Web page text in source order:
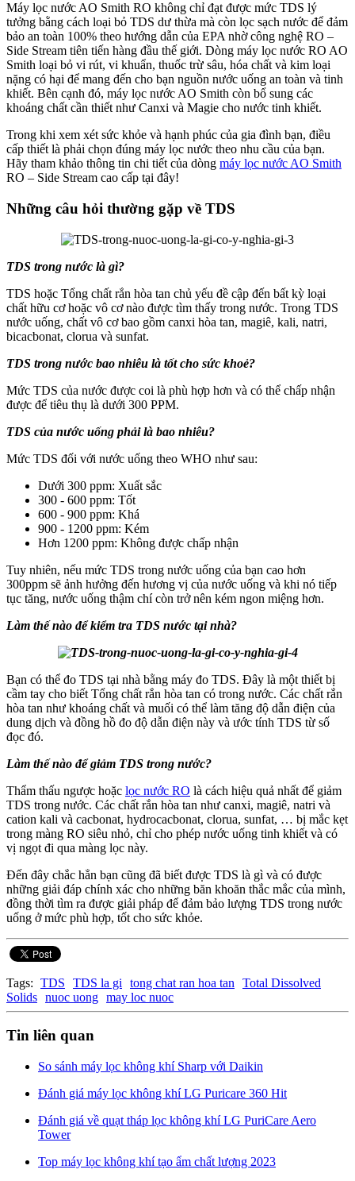
Máy lọc nước AO Smith RO không chỉ đạt được mức TDS lý
tưởng bằng cách loại bỏ TDS dư thừa mà còn lọc sạch nước để đảm
bảo an toàn 100% theo hướng dẫn của EPA nhờ công nghệ RO –
Side Stream tiên tiến hàng đầu thế giới. Dòng máy lọc nước RO AO
Smith loại bỏ vi rút, vi khuẩn, thuốc trừ sâu, hóa chất và kim loại
nặng có hại để mang đến cho bạn nguồn nước uống an toàn và tinh
khiết. Bên cạnh đó, máy lọc nước AO Smith còn bổ sung các
khoáng chất cần thiết như Canxi và Magie cho nước tinh khiết.
Trong khi xem xét sức khỏe và hạnh phúc của gia đình bạn, điều
cấp thiết là phải chọn đúng máy lọc nước theo nhu cầu của bạn.
Hãy tham khảo thông tin chi tiết của dòng máy lọc nước AO Smith
RO – Side Stream cao cấp tại đây!
Những câu hỏi thường gặp về TDS
TDS trong nước là gì?
TDS hoặc Tổng chất rắn hòa tan chủ yếu đề cập đến bất kỳ loại
chất hữu cơ hoặc vô cơ nào được tìm thấy trong nước. Trong TDS
nước uống, chất vô cơ bao gồm canxi hòa tan, magiê, kali, natri,
bicacbonat, clorua và sunfat.
TDS trong nước bao nhiêu là tốt cho sức khoẻ?
Mức TDS của nước được coi là phù hợp hơn và có thể chấp nhận
được để tiêu thụ là dưới 300 PPM.
TDS của nước uống phải là bao nhiêu?
Mức TDS đối với nước uống theo WHO như sau:
Dưới 300 ppm: Xuất sắc
300 - 600 ppm: Tốt
600 - 900 ppm: Khá
900 - 1200 ppm: Kém
Hơn 1200 ppm: Không được chấp nhận
Tuy nhiên, nếu mức TDS trong nước uống của bạn cao hơn
300ppm sẽ ảnh hưởng đến hương vị của nước uống và khi nó tiếp
tục tăng, nước uống thậm chí còn trở nên kém ngon miệng hơn.
Làm thế nào để kiểm tra TDS nước tại nhà?
Bạn có thể đo TDS tại nhà bằng máy đo TDS. Đây là một thiết bị
cầm tay cho biết Tổng chất rắn hòa tan có trong nước. Các chất rắn
hòa tan như khoáng chất và muối có thể làm tăng độ dẫn điện của
dung dịch và đồng hồ đo độ dẫn điện này và ước tính TDS từ số
đọc đó.
Làm thế nào để giảm TDS trong nước?
Thẩm thấu ngược hoặc lọc nước RO là cách hiệu quả nhất để giảm
TDS trong nước. Các chất rắn hòa tan như canxi, magiê, natri và
cation kali và cacbonat, hydrocacbonat, clorua, sunfat, … bị mắc kẹt
trong màng RO siêu nhỏ, chỉ cho phép nước uống tinh khiết và có
vị ngọt đi qua màng lọc này.
Đến đây chắc hẳn bạn cũng đã biết được TDS là gì và có được
những giải đáp chính xác cho những băn khoăn thắc mắc của mình,
đồng thời tìm ra được giải pháp để đảm bảo lượng TDS trong nước
uống ở mức phù hợp, tốt cho sức khỏe.
Tags: TDS TDS la gi tong chat ran hoa tan
Total Dissolved
Solids nuoc uong may loc nuoc
Tin liên quan
So sánh máy lọc không khí Sharp với Daikin
Đánh giá máy lọc không khí LG Puricare 360 Hit
Đánh giá về quạt tháp lọc không khí LG PuriCare Aero
Tower
Top máy lọc không khí tạo ẩm chất lượng 2023